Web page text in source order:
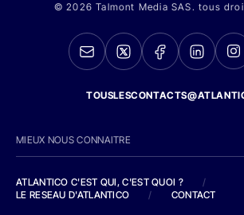
© 2026 Talmont Media SAS. tous
MIEUX NOUS CONNAITRE
ATLANTICO C'EST QUI, C'EST QUOI ?
/
LE RESEAU D'ATLANTICO
/ CONTACT